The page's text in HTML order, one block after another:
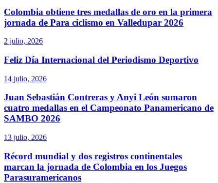
Colombia obtiene tres medallas de oro en la primera
jornada de Para ciclismo en Valledupar 2026
2 julio, 2026
Feliz Día Internacional del Periodismo Deportivo
14 julio, 2026
Juan Sebastián Contreras y Anyi León sumaron
cuatro medallas en el Campeonato Panamericano de
SAMBO 2026
13 julio, 2026
Récord mundial y dos registros continentales
marcan la jornada de Colombia en los Juegos
Parasuramericanos